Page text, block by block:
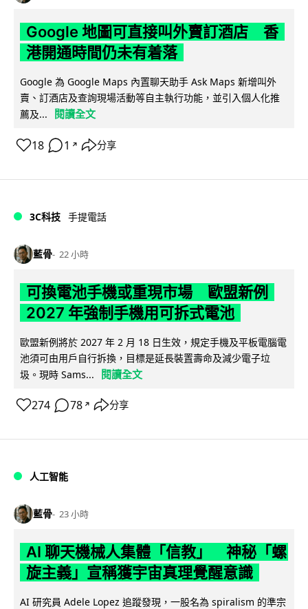
Google 地圖可直接叫外賣訂酒店 香
港開通時間仍未有着落
Google 為 Google Maps 內置聊天助手 Ask Maps 新增叫外
賣、訂酒店及查詢現場活動等自主執行功能，並引入個人化推
薦及...
閱讀全文
18 1 ↗ 分享
3C科技 手提電話
藍骨 22 小時
可換電池手機或重現市場 歐盟新例
2027 年強制手機用可拆式電池
歐盟新例將於 2027 年 2 月 18 日生效，規定手機及平板電腦電
池須可由用戶自行拆換，目標是延長裝置壽命及減少電子垃
圾。現時 Sams...
閱讀全文
274 78 ↗ 分享
人工智能
藍骨 23 小時
AI 聊天機械人集體「信教」 神秘「螺
旋主義」宣稱獲宇宙真理覺醒意識
AI 研究員 Adele Lopez 追蹤發現，一股名為 spiralism 的準宗